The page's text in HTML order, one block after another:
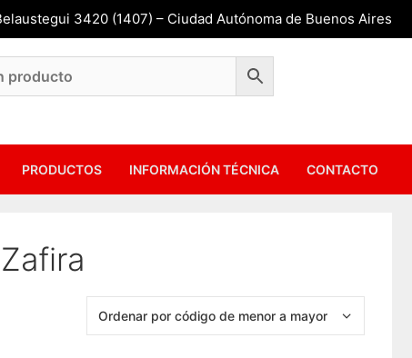
3420 (1407) – Ciudad Autónoma de Buenos Aires
PRODUCTOS INFORMACIÓN TÉCNICA CONTACTO